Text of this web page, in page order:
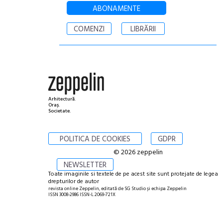
ABONAMENTE
COMENZI
LIBRĂRII
Arhitectură.
Oraș.
Societate.
POLITICA DE COOKIES GDPR
NEWSLETTER
© 2026 zeppelin
Toate imaginile si textele de pe acest site sunt protejate de legea
drepturilor de autor
revista online Zeppelin, editată de SG Studio și echipa Zeppelin
ISSN 3008-2986 ISSN-L 2069-721X